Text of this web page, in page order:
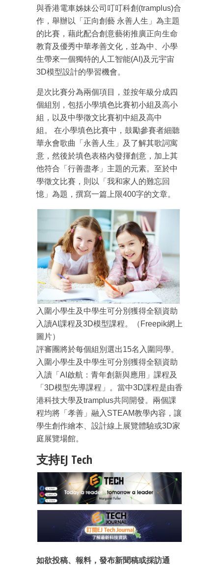
與香港電車姊妹公司叮叮科創(tramplus)合
作，舉辦以「正向創藝 永善人生」為主題
的比賽，藉此配合創意藝術推廣正向生命
教育及優秀中華孝善文化，並為中、小學
生帶來一個獨特的人工智能(AI)及元宇宙
3D模型設計的學習機會。
是次比賽分為兩個項目，並按年級分成四
個組別，包括小學填色比賽初小組及高小
組，以及中學徵文比賽初中組及高中
組。 在小學填色比賽中，鼓勵參賽者細聽
華永會歌曲「永善人生」及了解其歌詞寓
意，然後於填色表格內發揮創意，加上其
他符合「行善盡孝」主題的元素。至於中
學徵文比賽，則以「我和家人的難忘回
憶」為題，撰寫一篇上限400字的文章。
入圍小學生及中學生可分別獲得全額資助
入讀AI課程及3D模型課程。（Freepik網上
圖片）
評審團將於每個組別選出15名入圍同學。
入圍小學生及中學生可分別獲得全額資助
入讀「AI啟航：青年創新與應用」課程及
「3D模型先導課程」。當中3D課程是由香
港科技大學及tramplus共同開發。兩個課
程均將「孝善」融入STEAM教學內容，讓
學生創作繪本、設計線上展覽體驗或3D家
庭展覽場館。
支持EJ Tech
如欲投稿、報料，發布新聞稿或採訪通
成為 EJ Tech 會員
最新資訊（附創業懶人包）
箱！